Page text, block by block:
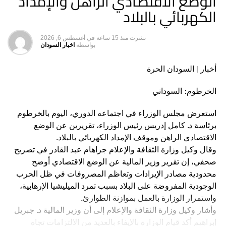
الكبير الذي حدث بالبنيات التحتية في الخرطوم باعتبارها كانت
مركزاً للمعارك الرئيسية، الأمر الذي انسحب عليه تدمير ممنهج
من قبل المليشيا في منشآت المياه والكهرباء والخدمات الأخرى.
وكانت حكومة الولاية دعت موظفيها لقطع الاجازة التي منحت
وناقش اجتماع لحكومة ولاية الخرطوم في اجتماعه الراتب أمس
برئاسة والي الخرطوم أحمد عثمان، الترتيبات الخاصة بتنفيذ قرار
قطع الاجازة المفتوحة للعالمين بالولاية ومباشرة العمل اليوم
الأحد.
وقدم المديرون العامون للوزارات وأمناء المجالس العليا
والمديرون التنفيذيون للمحليات، تقارير عن التجهيزات التي قاموا
بها لممارسة العمل من داخل مقار الوزارات والمجالس العليا
والمحليات والهيئات وكافة وحدات الولاية مع الاستمرار في
الكهربائي بالبلاد
نشرت منذ 15 ساعة في أغسطس 6, 2026
بواسطه اخبار السودان
أخبار | السودان الحرة
الخرطوم: السوداني
استعرض مجلس الوزراء في اجتماعه الدوري، اليوم بالخرطوم
برئاسة د. كامل إدريس رئيس الوزراء، تقريرين عن الوضع
الاقتصادي الراهن وموقف الإمداد الكهربائي بالبلاد.
وقال وكيل وزارة الثقافة والإعلام جراهام عبد القادر في تصريح
صحفي، إن تقرير وزير المالية عن الوضع الاقتصادي أوضح
محدودية مصادر الإيرادات وتعاظم المصروفات في ظل الحرب
الوجودية المفروضة على البلاد بسبب تمرد الميليشيا الإرهابية،
واستمرار الوزارة بالعمل بموازنة الطوارئ.
وأشار وكيل وزارة الثقافة والإعلام إلى أن وزير المالية د. جبريل
إبراهيم أكد قيام الوزارة بالإيفاء بالعديد من الالتزامات تجاه